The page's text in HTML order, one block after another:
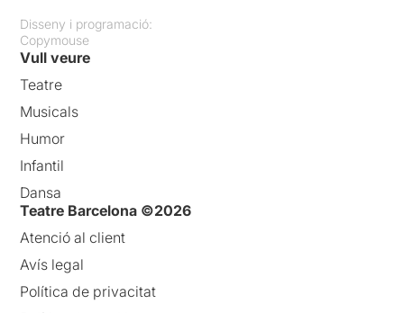
Disseny i programació:
Copymouse
Vull veure
Teatre
Musicals
Humor
Infantil
Dansa
Teatre Barcelona ©2026
Atenció al client
Avís legal
Política de privacitat